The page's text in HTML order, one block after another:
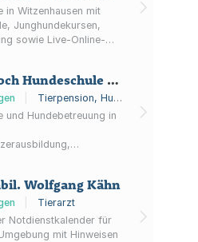
in Witzenhausen mit
Junghundekursen,
sowie Live-Online-
Volker Koch Hundeschule und -betreuung
Tierpension, Hundeschule
und Hundebetreuung in
und Tagesbetreuung.
Wolfgang Kähn
Tierarzt
Notdienstkalender für
mit Hinweisen